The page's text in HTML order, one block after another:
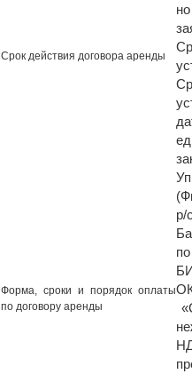
Срок действия договора аренды
Форма, сроки и порядок оплаты
по договору аренды
р/